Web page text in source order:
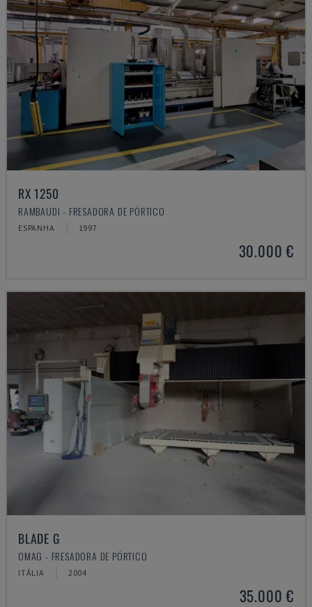
RX 1250
RAMBAUDI - FRESADORA DE PÓRTICO
ESPANHA 1997
30.000 €
BLADE G
OMAG - FRESADORA DE PÓRTICO
ITÁLIA 2004
35.000 €